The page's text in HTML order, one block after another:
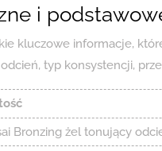
i
kluczowe informacje,
typ konsystencji,
Bronzing żel tonujący